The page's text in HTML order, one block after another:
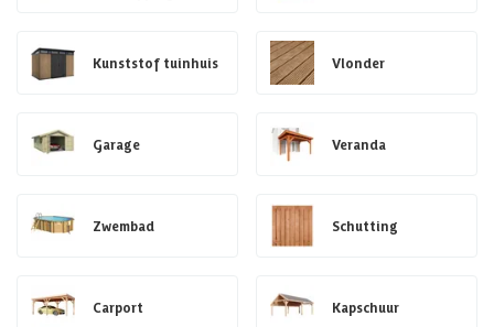
Kunststof tuinhuis Vlonder
Garage Veranda
Zwembad Schutting
Carport Kapschuur